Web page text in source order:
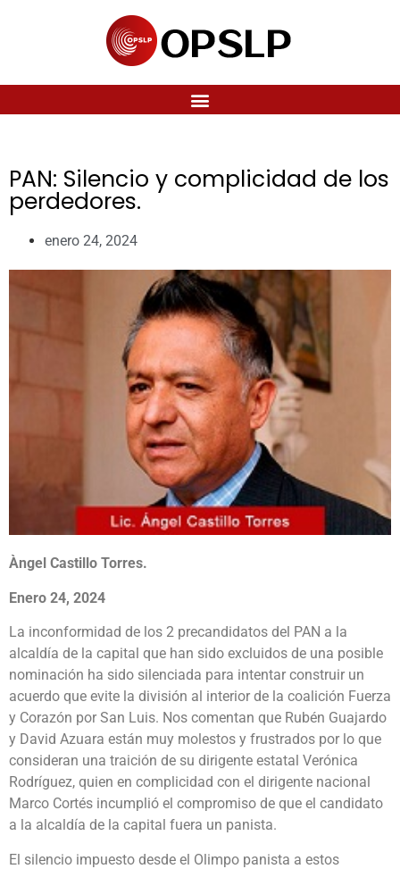
PAN: Silencio y complicidad de los
perdedores.
enero 24, 2024
Àngel Castillo Torres.
Enero 24, 2024
La inconformidad de los 2 precandidatos del PAN a la
alcaldía de la capital que han sido excluidos de una posible
nominación ha sido silenciada para intentar construir un
acuerdo que evite la división al interior de la coalición Fuerza
y Corazón por San Luis. Nos comentan que Rubén Guajardo
y David Azuara están muy molestos y frustrados por lo que
consideran una traición de su dirigente estatal Verónica
Rodríguez, quien en complicidad con el dirigente nacional
Marco Cortés incumplió el compromiso de que el candidato
a la alcaldía de la capital fuera un panista.
El silencio impuesto desde el Olimpo panista a estos